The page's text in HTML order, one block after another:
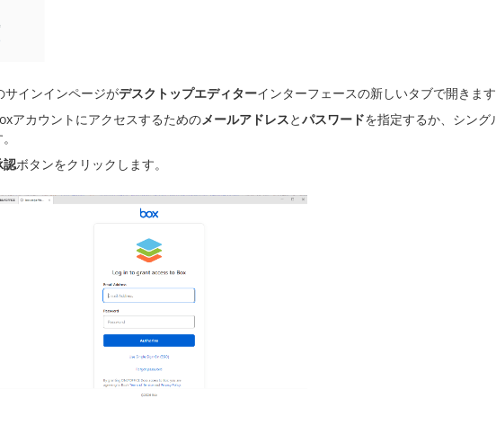
サインインページがデスクトップエディターインターフェースの新しいタブで開きます
アカウントにアクセスするためのメールアドレスとパスワードを指定するか、シング
認ボタンをクリックします。